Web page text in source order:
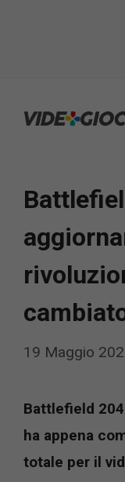
19 Maggio
Battlefield
ha appena
totale per il